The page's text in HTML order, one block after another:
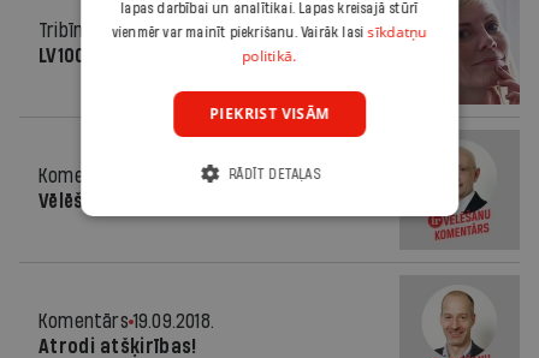
Tribīne
19.09.2018.
LV100+1
Komentārs
19.09.2018.
Vēlēšanu sekss
Komentārs 19.09.2018.
Atrodi atšķirības!
lapas darbībai un analītikai. Lapas kreisajā stūrī
vienmēr var mainīt piekrišanu. Vairāk lasisīkdatņu
politikā.
PIEKRIST VISĀM
RĀDĪT DETAĻAS